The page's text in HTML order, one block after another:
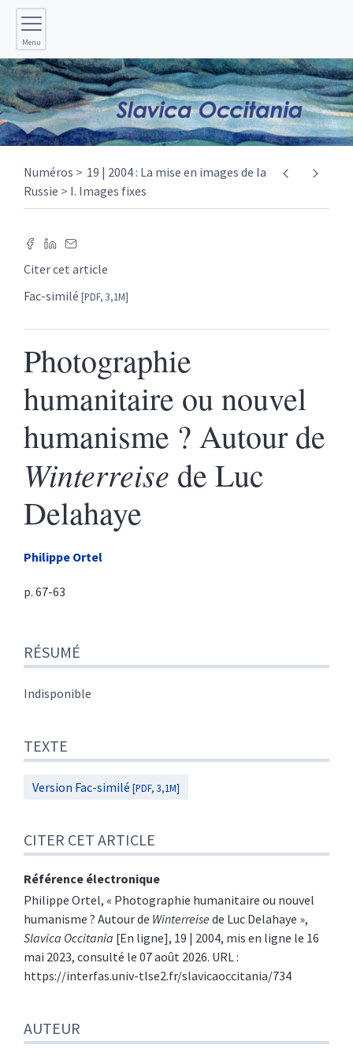
Menu
Numéros
19 | 2004 : La mise en images de la
Russie
I. Images fixes
Citer cet article
Fac-similé [PDF, 3,1M]
Photographie
humanitaire ou nouvel
humanisme ? Autour de
Winterreise de Luc
Delahaye
Philippe Ortel
p. 67-63
Texte
Citer cet article
Auteur
RÉSUMÉ
Indisponible
TEXTE
Version Fac-similé [PDF, 3,1M]
CITER CET ARTICLE
Référence électronique
Philippe Ortel, « Photographie humanitaire ou nouvel
humanisme ? Autour de Winterreise de Luc Delahaye »,
Slavica Occitania [En ligne], 19 | 2004, mis en ligne le 16
mai 2023, consulté le 07 août 2026. URL :
https://interfas.univ-tlse2.fr/slavicaoccitania/734
AUTEUR